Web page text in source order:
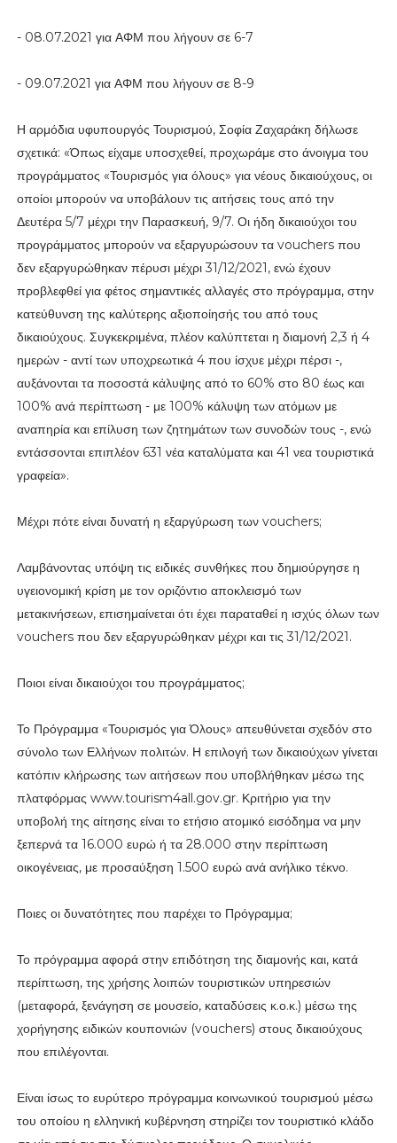
- 08.07.2021 για ΑΦΜ που λήγουν σε 6-7
- 09.07.2021 για ΑΦΜ που λήγουν σε 8-9
Η αρμόδια υφυπουργός Τουρισμού, Σοφία Ζαχαράκη δήλωσε
σχετικά: «Όπως είχαμε υποσχεθεί, προχωράμε στο άνοιγμα του
προγράμματος «Τουρισμός για όλους» για νέους δικαιούχους, οι
οποίοι μπορούν να υποβάλουν τις αιτήσεις τους από την
Δευτέρα 5/7 μέχρι την Παρασκευή, 9/7. Οι ήδη δικαιούχοι του
προγράμματος μπορούν να εξαργυρώσουν τα vouchers που
δεν εξαργυρώθηκαν πέρυσι μέχρι 31/12/2021, ενώ έχουν
προβλεφθεί για φέτος σημαντικές αλλαγές στο πρόγραμμα, στην
κατεύθυνση της καλύτερης αξιοποίησής του από τους
δικαιούχους. Συγκεκριμένα, πλέον καλύπτεται η διαμονή 2,3 ή 4
ημερών - αντί των υποχρεωτικά 4 που ίσχυε μέχρι πέρσι -,
αυξάνονται τα ποσοστά κάλυψης από το 60% στο 80 έως και
100% ανά περίπτωση - με 100% κάλυψη των ατόμων με
αναπηρία και επίλυση των ζητημάτων των συνοδών τους -, ενώ
εντάσσονται επιπλέον 631 νέα καταλύματα και 41 νεα τουριστικά
γραφεία».
Μέχρι πότε είναι δυνατή η εξαργύρωση των vouchers;
Λαμβάνοντας υπόψη τις ειδικές συνθήκες που δημιούργησε η
υγειονομική κρίση με τον οριζόντιο αποκλεισμό των
μετακινήσεων, επισημαίνεται ότι έχει παραταθεί η ισχύς όλων των
vouchers που δεν εξαργυρώθηκαν μέχρι και τις 31/12/2021.
Ποιοι είναι δικαιούχοι του προγράμματος;
Το Πρόγραμμα «Τουρισμός για Όλους» απευθύνεται σχεδόν στο
σύνολο των Ελλήνων πολιτών. Η επιλογή των δικαιούχων γίνεται
κατόπιν κλήρωσης των αιτήσεων που υποβλήθηκαν μέσω της
πλατφόρμας www.tourism4all.gov.gr. Κριτήριο για την
υποβολή της αίτησης είναι το ετήσιο ατομικό εισόδημα να μην
ξεπερνά τα 16.000 ευρώ ή τα 28.000 στην περίπτωση
οικογένειας, με προσαύξηση 1.500 ευρώ ανά ανήλικο τέκνο.
Ποιες οι δυνατότητες που παρέχει το Πρόγραμμα;
Το πρόγραμμα αφορά στην επιδότηση της διαμονής και, κατά
περίπτωση, της χρήσης λοιπών τουριστικών υπηρεσιών
(μεταφορά, ξενάγηση σε μουσείο, καταδύσεις κ.ο.κ.) μέσω της
χορήγησης ειδικών κουπονιών (vouchers) στους δικαιούχους
που επιλέγονται.
Είναι ίσως το ευρύτερο πρόγραμμα κοινωνικού τουρισμού μέσω
του οποίου η ελληνική κυβέρνηση στηρίζει τον τουριστικό κλάδο